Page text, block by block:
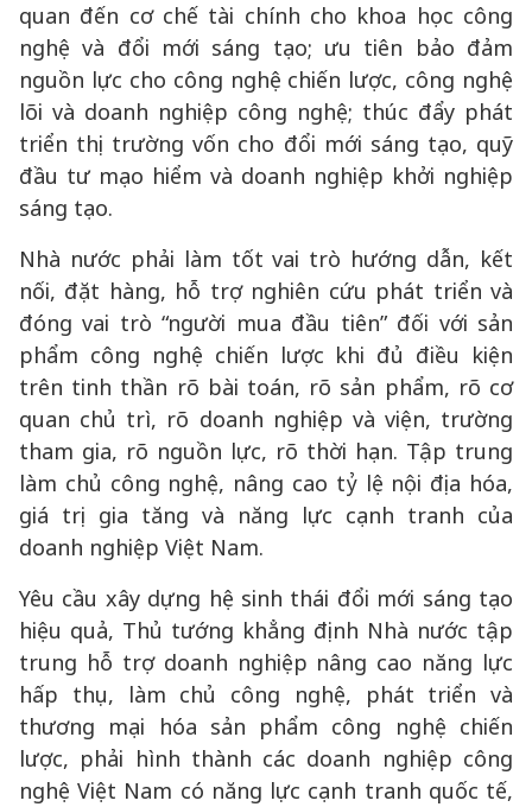
quan đến cơ chế tài chính cho khoa học công
nghệ và đổi mới sáng tạo; ưu tiên bảo đảm
nguồn lực cho công nghệ chiến lược, công nghệ
lõi và doanh nghiệp công nghệ; thúc đẩy phát
triển thị trường vốn cho đổi mới sáng tạo, quỹ
đầu tư mạo hiểm và doanh nghiệp khởi nghiệp
sáng tạo.
Nhà nước phải làm tốt vai trò hướng dẫn, kết
nối, đặt hàng, hỗ trợ nghiên cứu phát triển và
đóng vai trò “người mua đầu tiên” đối với sản
phẩm công nghệ chiến lược khi đủ điều kiện
trên tinh thần rõ bài toán, rõ sản phẩm, rõ cơ
quan chủ trì, rõ doanh nghiệp và viện, trường
tham gia, rõ nguồn lực, rõ thời hạn. Tập trung
làm chủ công nghệ, nâng cao tỷ lệ nội địa hóa,
giá trị gia tăng và năng lực cạnh tranh của
doanh nghiệp Việt Nam.
Yêu cầu xây dựng hệ sinh thái đổi mới sáng tạo
hiệu quả, Thủ tướng khẳng định Nhà nước tập
trung hỗ trợ doanh nghiệp nâng cao năng lực
hấp thụ, làm chủ công nghệ, phát triển và
thương mại hóa sản phẩm công nghệ chiến
lược, phải hình thành các doanh nghiệp công
nghệ Việt Nam có năng lực cạnh tranh quốc tế,